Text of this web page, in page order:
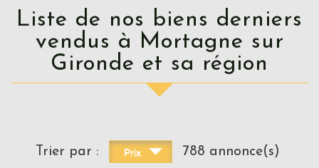
Liste de nos biens derniers
vendus à Mortagne sur
Gironde et sa région
Trier par : Prix 788 annonce(s)